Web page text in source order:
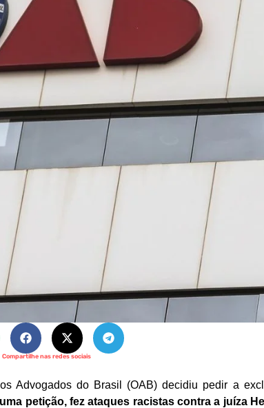
Compartilhe nas redes sociais
Advogados do Brasil (OAB) decidiu pedir a
petição, fez ataques racistas contra a juíza